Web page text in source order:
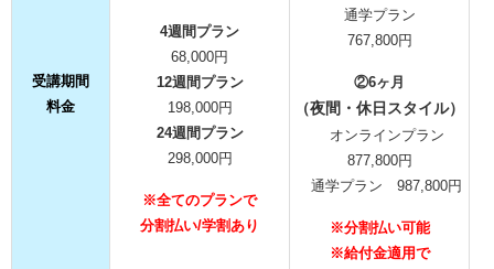
受講期間
料金
4週間プラン
68,000円
12週間プラン
198,000円
24週間プラン
298,000円
※全てのプランで
分割払い/学割あり
通学プラン
767,800円
②6ヶ月
（夜間・休日 スタイル）
オンラインプラン
877,800円
通学プラン 987,800円
※分割払い可能
※給付金適用で